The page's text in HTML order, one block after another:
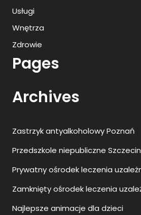
Usługi
Wnętrza
Zdrowie
Pages
Archives
Zastrzyk antyalkoholowy Poznań
Przedszkole niepubliczne Szczecin
Prywatny ośrodek leczenia
Zamknięty ośrodek leczenia
Najlepsze animacje dla dzieci